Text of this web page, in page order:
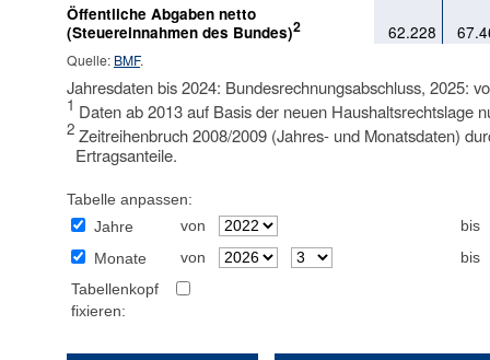
Öffentliche Abgaben netto
(Steuereinnahmen des Bundes)2 62.228
Quelle: BMF.
Jahresdaten bis 2024: Bundesrechnungsabschluss, 2025:
1 Daten ab 2013 auf Basis der neuen Haushaltsrechtslage
2 Zeitreihenbruch 2008/2009 (Jahres- und Monatsdaten)
Ertragsanteile.
Tabelle anpassen:
Jahre
von
bis
Monate
von
bis
Tabellenkopf
fixieren: